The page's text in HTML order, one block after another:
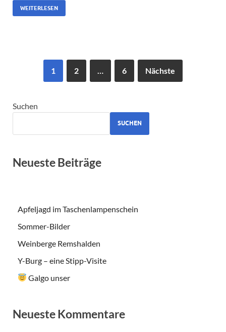
WEITERLESEN
1 2 … 6 Nächste
Suchen
SUCHEN
Neueste Beiträge
Apfeljagd im Taschenlampenschein
Sommer-Bilder
Weinberge Remshalden
Y-Burg – eine Stipp-Visite
Galgo unser
Neueste Kommentare